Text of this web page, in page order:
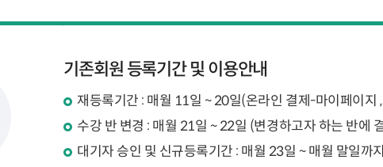
기존회원 등록기간 및 이용안내
재등록기간 : 매월 11일 ~ 20일(온라인 결제-마이페이지
수강 반 변경 : 매월 21일 ~ 22일 (변경하고자 하는 반에
대기자 승인 및 신규등록기간 : 매월 23일 ~ 매월 말일까지